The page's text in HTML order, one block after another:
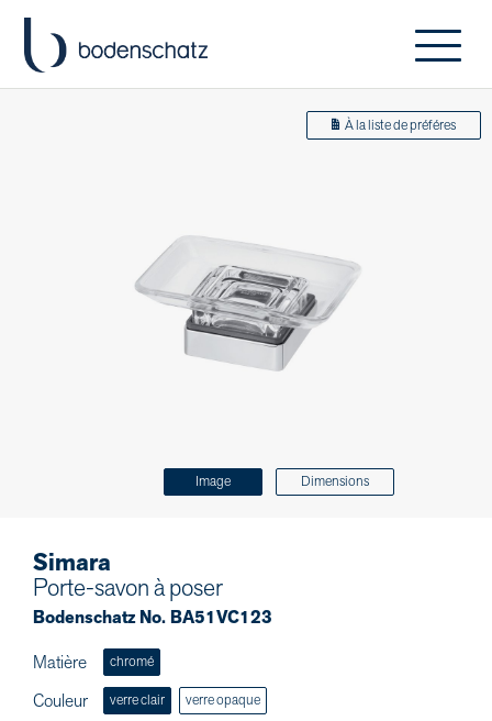
Image Dimensions
À la liste de préféres
Simara
Porte-savon à poser
Bodenschatz No. BA51VC123
Matière
chromé
Couleur verre clair verre opaque